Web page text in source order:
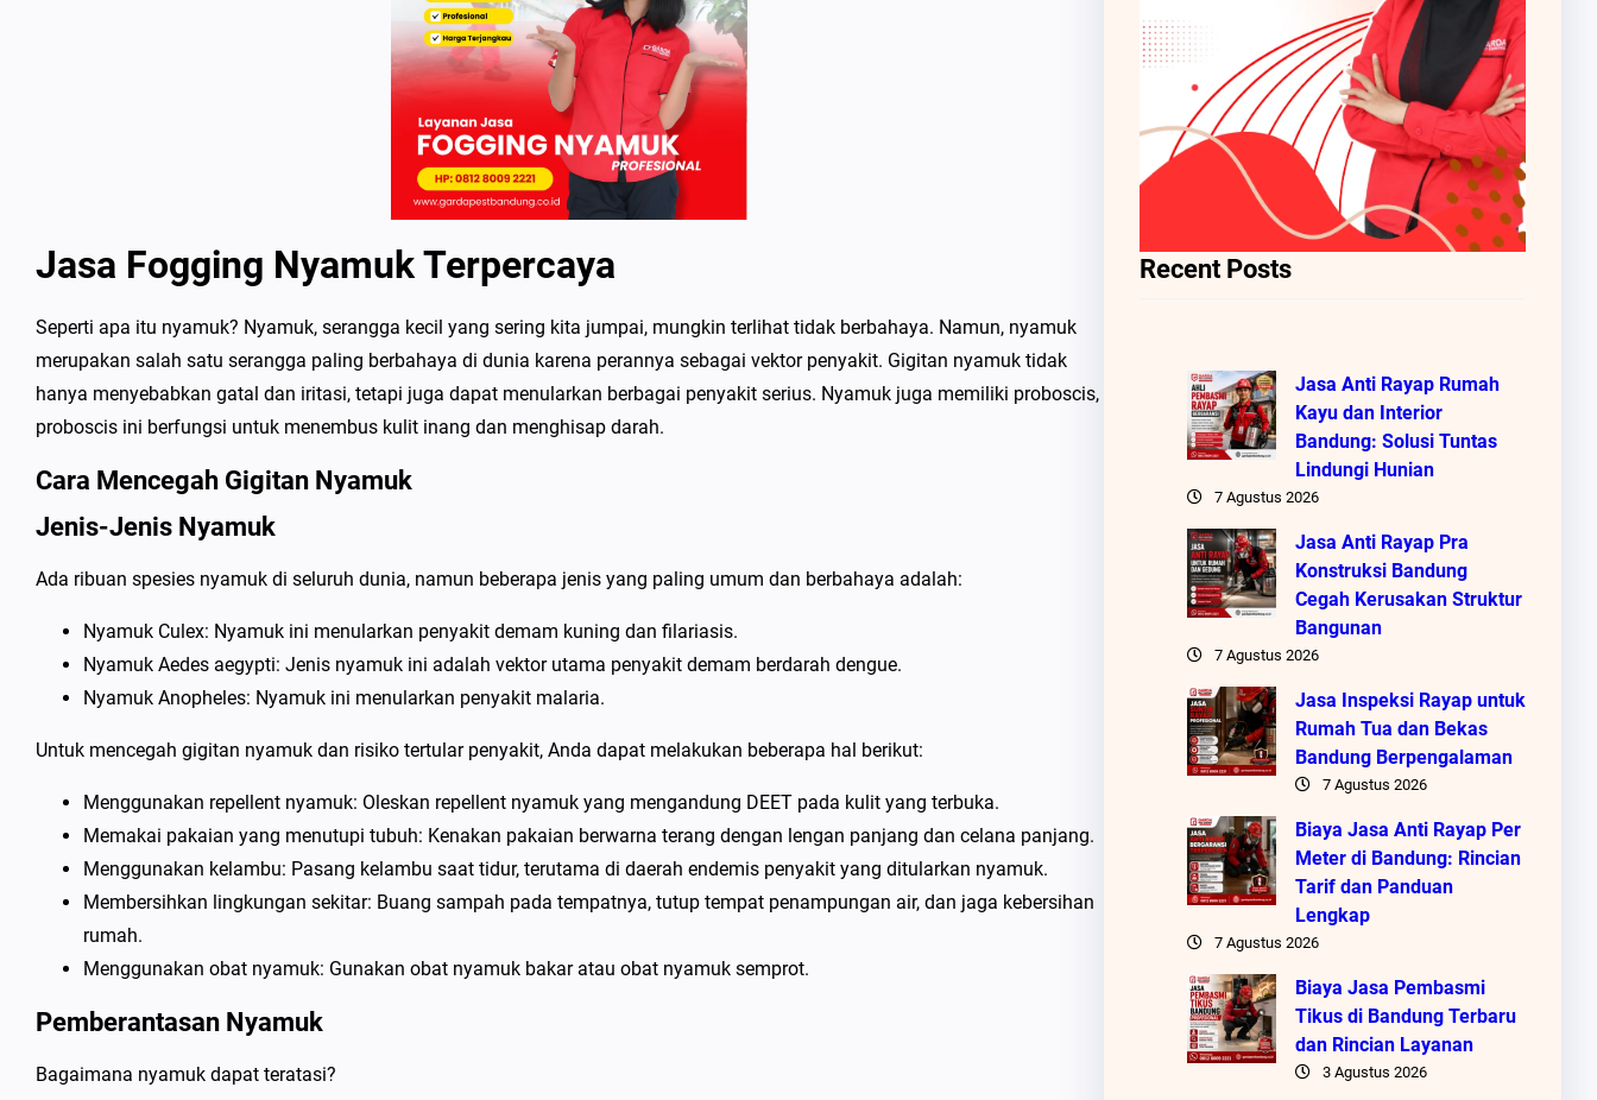
Jasa Fogging Nyamuk Terpercaya
Seperti apa itu nyamuk? Nyamuk, serangga kecil yang sering kita jumpai, mungkin terlihat tidak berbahaya. Namun, nyamuk
merupakan salah satu serangga paling berbahaya di dunia karena perannya sebagai vektor penyakit. Gigitan nyamuk tidak
hanya menyebabkan gatal dan iritasi, tetapi juga dapat menularkan berbagai penyakit serius. Nyamuk juga memiliki proboscis,
proboscis ini berfungsi untuk menembus kulit inang dan menghisap darah.
Cara Mencegah Gigitan Nyamuk
Jenis-Jenis Nyamuk
Ada ribuan spesies nyamuk di seluruh dunia, namun beberapa jenis yang paling umum dan berbahaya adalah:
Nyamuk Culex: Nyamuk ini menularkan penyakit demam kuning dan filariasis.
Nyamuk Aedes aegypti: Jenis nyamuk ini adalah vektor utama penyakit demam berdarah dengue.
Nyamuk Anopheles: Nyamuk ini menularkan penyakit malaria.
Untuk mencegah gigitan nyamuk dan risiko tertular penyakit, Anda dapat melakukan beberapa hal berikut:
Menggunakan repellent nyamuk: Oleskan repellent nyamuk yang mengandung DEET pada kulit yang terbuka.
Memakai pakaian yang menutupi tubuh: Kenakan pakaian berwarna terang dengan lengan panjang dan celana panjang.
Menggunakan kelambu: Pasang kelambu saat tidur, terutama di daerah endemis penyakit yang ditularkan nyamuk.
Membersihkan lingkungan sekitar: Buang sampah pada tempatnya, tutup tempat penampungan air, dan jaga kebersihan
rumah.
Menggunakan obat nyamuk: Gunakan obat nyamuk bakar atau obat nyamuk semprot.
Pemberantasan Nyamuk
Bagaimana nyamuk dapat teratasi?
Recent Posts
Jasa Anti Rayap Rumah
Kayu dan Interior
Bandung: Solusi Tuntas
Lindungi Hunian
7 Agustus 2026
Jasa Anti Rayap Pra
Konstruksi Bandung
Cegah Kerusakan Struktur
Bangunan
7 Agustus 2026
Jasa Inspeksi Rayap untuk
Rumah Tua dan Bekas
Bandung Berpengalaman
7 Agustus 2026
Biaya Jasa Anti Rayap Per
Meter di Bandung: Rincian
Tarif dan Panduan
Lengkap
7 Agustus 2026
Biaya Jasa Pembasmi
Tikus di Bandung Terbaru
dan Rincian Layanan
3 Agustus 2026